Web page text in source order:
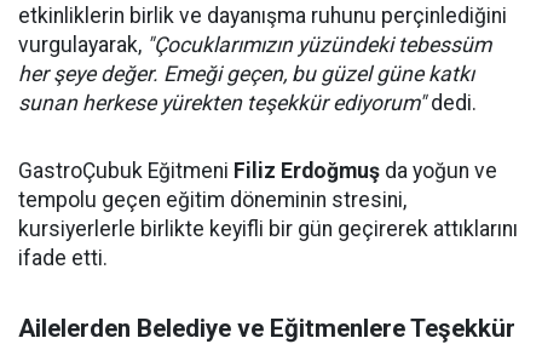
etkinliklerin birlik ve dayanışma ruhunu perçinlediğini
vurgulayarak, "Çocuklarımızın yüzündeki tebessüm
her şeye değer. Emeği geçen, bu güzel güne katkı
sunan herkese yürekten teşekkür ediyorum"dedi.
GastroÇubuk Eğitmeni Filiz Erdoğmuş da yoğun ve
tempolu geçen eğitim döneminin stresini,
kursiyerlerle birlikte keyifli bir gün geçirerek attıklarını
ifade etti.
Ailelerden Belediye ve Eğitmenlere Teşekkür